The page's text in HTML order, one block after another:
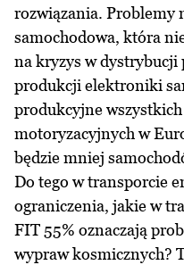
rozwiązania. Problemy
samochodowa, która
na kryzys w dystrybucji
produkcji elektroniki
produkcyjne
motoryzacyjnych w
będzie mniej
Do tego w transporcie
ograniczenia, jakie w
FIT 55% oznaczają
wypraw kosmicznych?